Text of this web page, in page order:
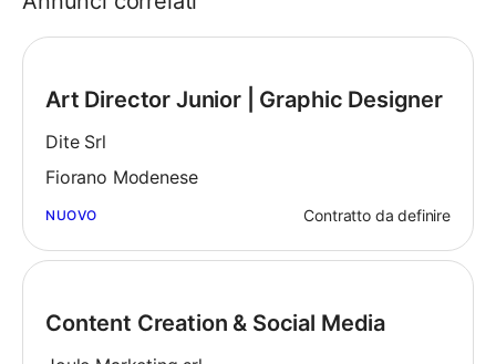
Art Director Junior | Graphic Designer
Dite Srl
Fiorano Modenese
NUOVO Contratto da definire
Content Creation & Social Media